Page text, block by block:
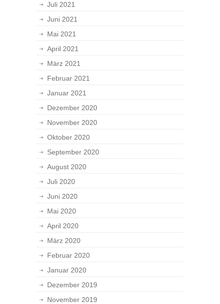
Juli 2021
Juni 2021
Mai 2021
April 2021
März 2021
Februar 2021
Januar 2021
Dezember 2020
November 2020
Oktober 2020
September 2020
August 2020
Juli 2020
Juni 2020
Mai 2020
April 2020
März 2020
Februar 2020
Januar 2020
Dezember 2019
November 2019